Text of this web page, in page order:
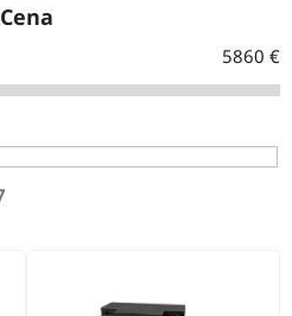
Cena
5860 €